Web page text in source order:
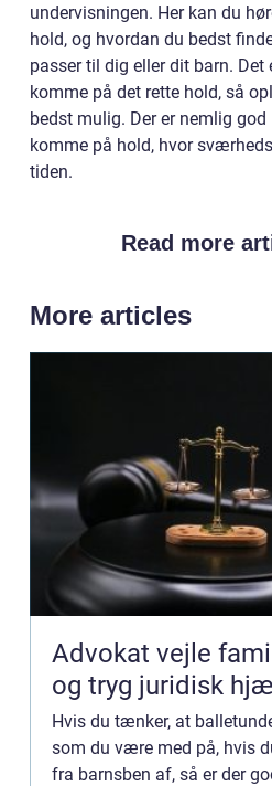
undervisningen. Her kan du
hold, og hvordan du bedst
passer til dig eller dit barn.
komme på det rette hold, så
bedst mulig. Der er nemlig
komme på hold, hvor
tiden.
Read more
More articles
Advokat vejle familieret, arveret
og tryg juridisk
Hvis du tænker, at
som du være med på, hvis
fra barnsben af, så er der